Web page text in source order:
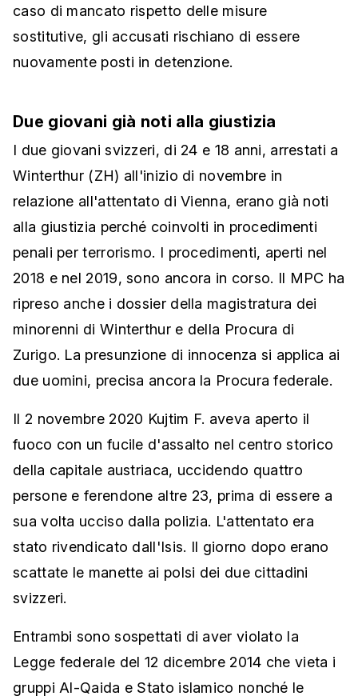
caso di mancato rispetto delle misure
sostitutive, gli accusati rischiano di essere
nuovamente posti in detenzione.
Due giovani già noti alla giustizia
I due giovani svizzeri, di 24 e 18 anni, arrestati a
Winterthur (ZH) all'inizio di novembre in
relazione all'attentato di Vienna, erano già noti
alla giustizia perché coinvolti in procedimenti
penali per terrorismo. I procedimenti, aperti nel
2018 e nel 2019, sono ancora in corso. Il MPC ha
ripreso anche i dossier della magistratura dei
minorenni di Winterthur e della Procura di
Zurigo. La presunzione di innocenza si applica ai
due uomini, precisa ancora la Procura federale.
Il 2 novembre 2020 Kujtim F. aveva aperto il
fuoco con un fucile d'assalto nel centro storico
della capitale austriaca, uccidendo quattro
persone e ferendone altre 23, prima di essere a
sua volta ucciso dalla polizia. L'attentato era
stato rivendicato dall'Isis. Il giorno dopo erano
scattate le manette ai polsi dei due cittadini
svizzeri.
Entrambi sono sospettati di aver violato la
Legge federale del 12 dicembre 2014 che vieta i
gruppi Al-Qaida e Stato islamico nonché le